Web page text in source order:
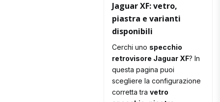
Jaguar XF: vetro,
piastra e varianti
disponibili
Cerchi uno specchio
retrovisore Jaguar XF? In
questa pagina puoi
scegliere la configurazione
corretta travetro